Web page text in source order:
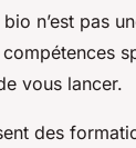
n’est pas
compétences
vous lancer.
des